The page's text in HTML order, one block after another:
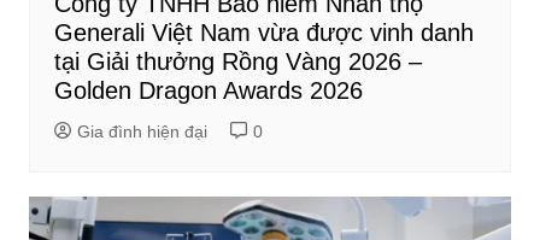
Generali Việt Nam vừa được vinh danh
tại Giải thưởng Rồng Vàng 2026 –
Golden Dragon Awards 2026
Gia đình hiện đại 0